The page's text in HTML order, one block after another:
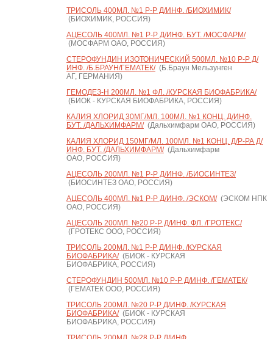
ТРИСОЛЬ 400МЛ. №1 Р-Р Д/ИНФ. /БИОХИМИК/
(БИОХИМИК, РОССИЯ)
АЦЕСОЛЬ 400МЛ. №1 Р-Р Д/ИНФ. БУТ. /МОСФАРМ/
(МОСФАРМ ОАО, РОССИЯ)
СТЕРОФУНДИН ИЗОТОНИЧЕСКИЙ 500МЛ. №10 Р-Р Д/
ИНФ. /Б.БРАУН/ГЕМАТЕК/(Б.Браун Мельзунген
АГ, ГЕРМАНИЯ)
ГЕМОДЕЗ-Н 200МЛ. №1 ФЛ. /КУРСКАЯ БИОФАБРИКА/
(БИОК - КУРСКАЯ БИОФАБРИКА, РОССИЯ)
КАЛИЯ ХЛОРИД 30МГ/МЛ. 100МЛ. №1 КОНЦ. Д/ИНФ.
БУТ. /ДАЛЬХИМФАРМ/(Дальхимфарм ОАО, РОССИЯ)
КАЛИЯ ХЛОРИД 150МГ/МЛ. 100МЛ. №1 КОНЦ. Д/Р-РА Д/
ИНФ. БУТ. /ДАЛЬХИМФАРМ/(Дальхимфарм
ОАО, РОССИЯ)
АЦЕСОЛЬ 200МЛ. №1 Р-Р Д/ИНФ. /БИОСИНТЕЗ/
(БИОСИНТЕЗ ОАО, РОССИЯ)
АЦЕСОЛЬ 400МЛ. №1 Р-Р Д/ИНФ. /ЭСКОМ/(ЭСКОМ НПК
ОАО, РОССИЯ)
АЦЕСОЛЬ 200МЛ. №20 Р-Р Д/ИНФ. ФЛ. /ГРОТЕКС/
(ГРОТЕКС ООО, РОССИЯ)
ТРИСОЛЬ 200МЛ. №1 Р-Р Д/ИНФ. /КУРСКАЯ
БИОФАБРИКА/(БИОК - КУРСКАЯ
БИОФАБРИКА, РОССИЯ)
СТЕРОФУНДИН 500МЛ. №10 Р-Р Д/ИНФ. /ГЕМАТЕК/
(ГЕМАТЕК ООО, РОССИЯ)
ТРИСОЛЬ 200МЛ. №20 Р-Р Д/ИНФ. /КУРСКАЯ
БИОФАБРИКА/(БИОК - КУРСКАЯ
БИОФАБРИКА, РОССИЯ)